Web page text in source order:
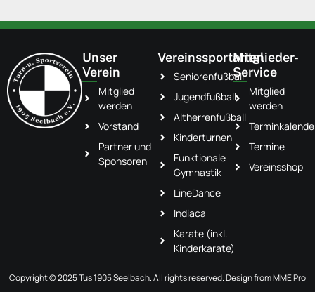
Unser
Verein
Mitglied
werden
Vorstand
Partner und
Sponsoren
Vereinssportarten
Seniorenfußball
Jugendfußball
Altherrenfußball
Kinderturnen
Funktionale
Gymnastik
LineDance
Indiaca
Karate (inkl.
Kinderkarate)
Mitglieder-
Service
Mitglied
werden
Termine
Vereinsshop
Copyright © 2025 Tus 1905 Seelbach. All rights reserved. Design fromMME Pro